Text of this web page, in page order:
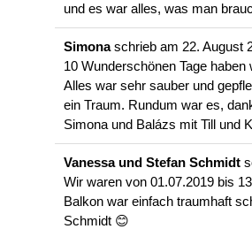
und es war alles, was man
Simonaschrieb am 22. August
10 Wunderschönen Tage
Alles war sehr sauber und
ein Traum. Rundum war es,
Simona und Balázs mit Till und
Vanessa und Stefan Schmidt
Wir waren von 01.07.2019 bis
Balkon war einfach traumhaft
Schmidt 😊